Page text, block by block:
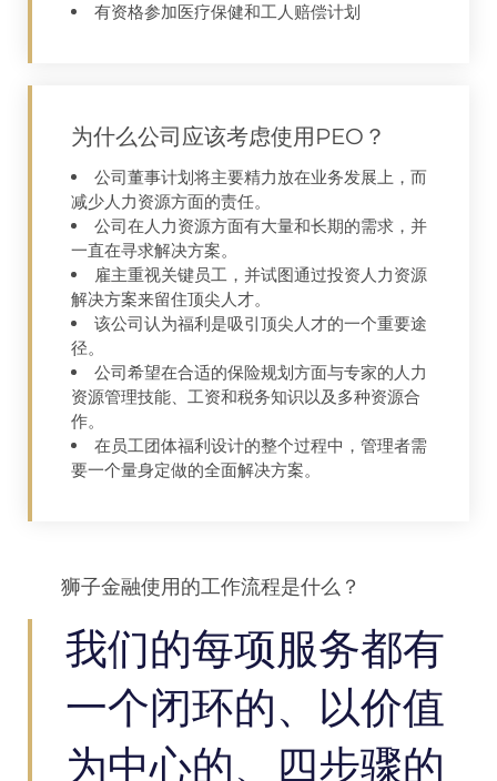
有资格参加医疗保健和工人赔偿计划
为什么公司应该考虑使用PEO？
公司董事计划将主要精力放在业务发展上，而
减少人力资源方面的责任。
公司在人力资源方面有大量和长期的需求，并
一直在寻求解决方案。
雇主重视关键员工，并试图通过投资人力资源
解决方案来留住顶尖人才。
该公司认为福利是吸引顶尖人才的一个重要途
径。
公司希望在合适的保险规划方面与专家的人力
资源管理技能、工资和税务知识以及多种资源合
作。
在员工团体福利设计的整个过程中，管理者需
要一个量身定做的全面解决方案。
狮子金融使用的工作流程是什么？
我们的每项服务都有
一个闭环的、以价值
为中心的、四步骤的